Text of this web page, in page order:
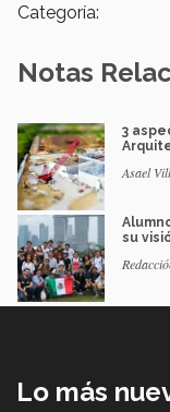
Categoría:
Notas
3
Asael
su
Lo más